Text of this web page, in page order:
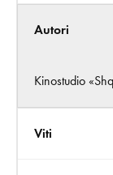
Autori
Kinostudio
Viti